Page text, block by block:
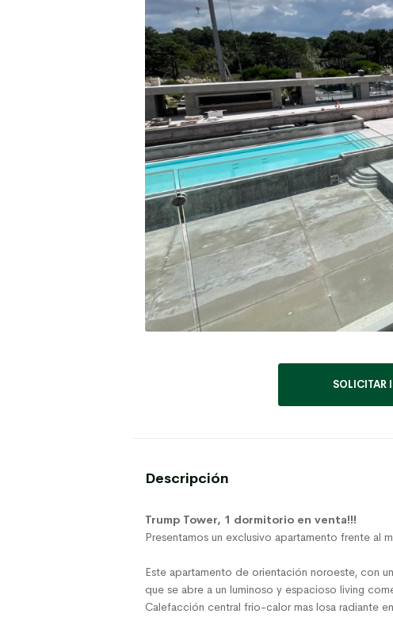
SOLICITAR
Descripción
Trump Tower, 1 dormitorio en venta!!!
Presentamos un exclusivo apartamento frente al
Este apartamento de orientación noroeste, con
que se abre a un luminoso y espacioso living
Calefacción central frio-calor mas losa radiante